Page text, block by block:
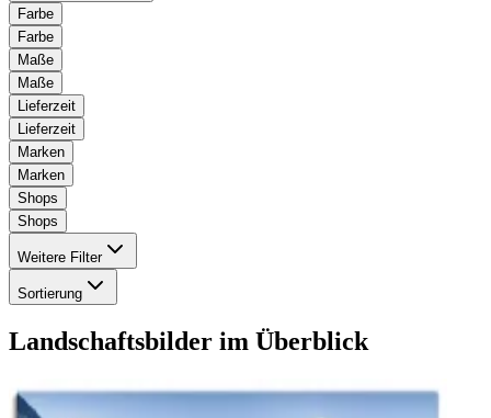
Farbe
Farbe
Maße
Maße
Lieferzeit
Lieferzeit
Marken
Marken
Shops
Shops
Weitere Filter
Sortierung
Landschaftsbilder im Überblick